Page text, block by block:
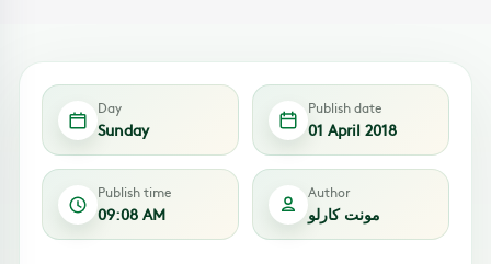
Day
Sunday
Publish date
01 April 2018
Publish time
09:08 AM
Author
مونت كارلو